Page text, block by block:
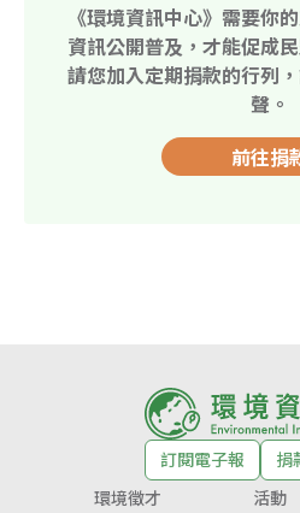
《環境資訊中心》需要你
資訊公開普及，才能促成
請您加入定期捐款的行列
聲。
前往捐
訂閱電子報
捐
環境徵才
活動